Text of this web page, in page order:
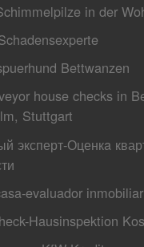
in der
Bettwanzen
house checks in
Stuttgart
эксперт-Оценкa
evaluador
Hausinspektion